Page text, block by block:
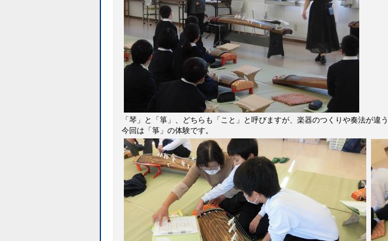
「琴」と「箏」、どちらも「こと」と呼びますが、楽器のつくりや奏法が違
今回は「箏」の体験です。